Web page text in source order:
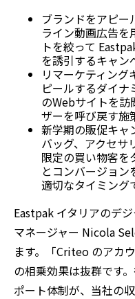
ブランドをアピー
ライン動画広告を
トを絞って
を誘引するキャン
リマーケティング
ピールするダイ
のWebサイトを訪
ザーを呼び戻す施
新学期の販促キャ
バッグ、アクセサ
限定の買い物客を
とコンバージョン
適切なタイミング
Eastpak イタリアのデ
マネージャー Nicola
ます。「Criteo のアカ
の相乗効果は抜群です
ポート体制が、当社の